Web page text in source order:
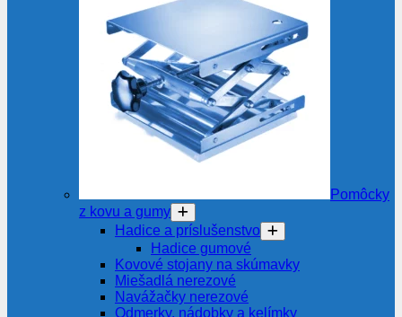
Pomôcky
z kovu a gumy
Hadice a príslušenstvo
Hadice gumové
Kovové stojany na skúmavky
Miešadlá nerezové
Navážačky nerezové
Odmerky, nádobky a kelímky